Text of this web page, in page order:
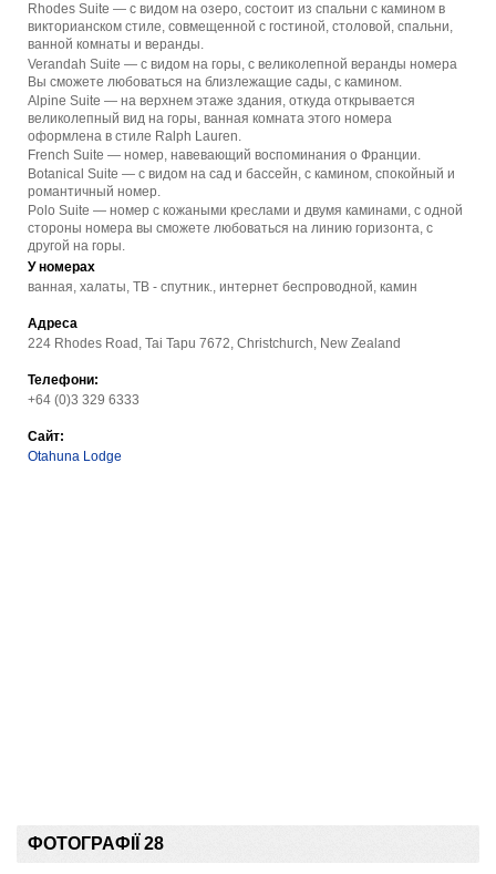
Rhodes Suite — с видом на озеро, состоит из спальни с камином в
викторианском стиле, совмещенной с гостиной, столовой, спальни,
ванной комнаты и веранды.
Verandah Suite — с видом на горы, с великолепной веранды номера
Вы сможете любоваться на близлежащие сады, с камином.
Alpine Suite — на верхнем этаже здания, откуда открывается
великолепный вид на горы, ванная комната этого номера
оформлена в стиле Ralph Lauren.
French Suite — номер, навевающий воспоминания о Франции.
Botanical Suite — с видом на сад и бассейн, с камином, спокойный и
романтичный номер.
Polo Suite — номер с кожаными креслами и двумя каминами, с одной
стороны номера вы сможете любоваться на линию горизонта, с
другой на горы.
У номерах
ванная, халаты, ТВ - спутник., интернет беспроводной, камин
Адреса
224 Rhodes Road, Tai Tapu 7672, Christchurch, New Zealand
Телефони:
+64 (0)3 329 6333
Сайт:
Otahuna Lodge
ФОТОГРАФІЇ 28